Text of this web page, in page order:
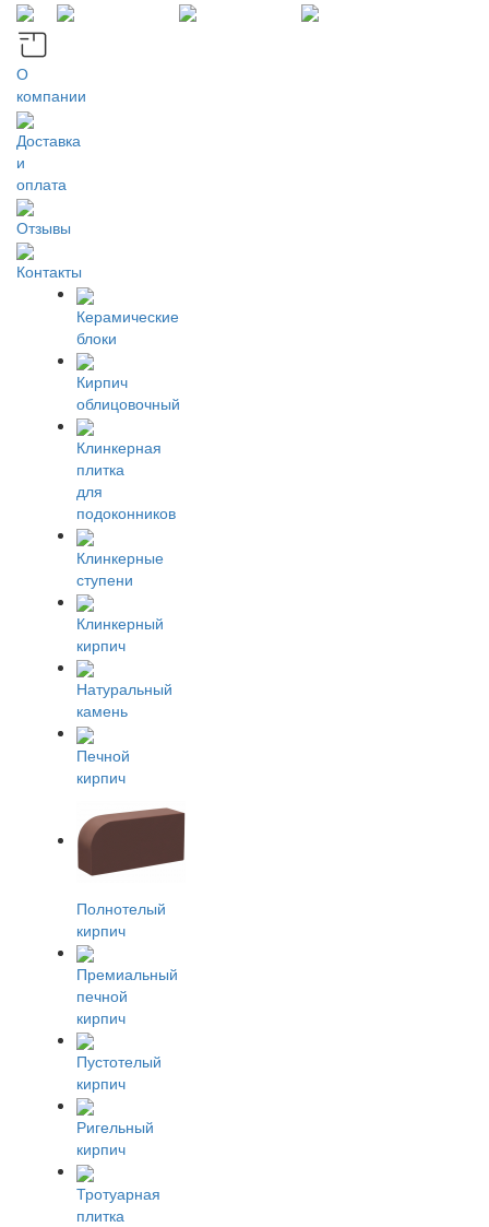
О
компании
Доставка
и
оплата
Отзывы
Контакты
Керамические
блоки
Кирпич
облицовочный
Клинкерная
плитка
для
подоконников
Клинкерные
ступени
Клинкерный
кирпич
Натуральный
камень
Печной
кирпич
Полнотелый
кирпич
Премиальный
печной
кирпич
Пустотелый
кирпич
Ригельный
кирпич
Тротуарная
плитка